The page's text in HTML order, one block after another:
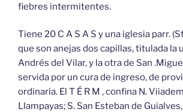
fiebres intermitentes.
Tiene 20 C A S A S y una iglesia parr.
que son anejas dos capillas, titulada la
Andrés del Vilar, y la otra de San
servida por un cura de ingreso, de
ordinaria. El T É R M , confina N.
Llampayas; S. San Esteban de